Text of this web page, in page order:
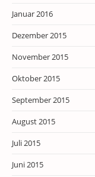
Januar 2016
Dezember 2015
November 2015
Oktober 2015
September 2015
August 2015
Juli 2015
Juni 2015